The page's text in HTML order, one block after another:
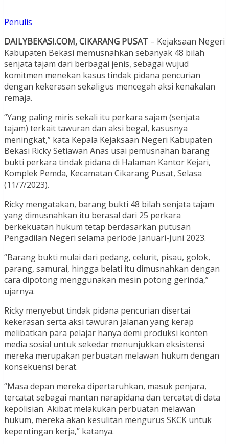
Penulis
DAILYBEKASI.COM, CIKARANG PUSAT – Kejaksaan Negeri
Kabupaten Bekasi memusnahkan sebanyak 48 bilah
senjata tajam dari berbagai jenis, sebagai wujud
komitmen menekan kasus tindak pidana pencurian
dengan kekerasan sekaligus mencegah aksi kenakalan
remaja.
“Yang paling miris sekali itu perkara sajam (senjata
tajam) terkait tawuran dan aksi begal, kasusnya
meningkat,” kata Kepala Kejaksaan Negeri Kabupaten
Bekasi Ricky Setiawan Anas usai pemusnahan barang
bukti perkara tindak pidana di Halaman Kantor Kejari,
Komplek Pemda, Kecamatan Cikarang Pusat, Selasa
(11/7/2023).
Ricky mengatakan, barang bukti 48 bilah senjata tajam
yang dimusnahkan itu berasal dari 25 perkara
berkekuatan hukum tetap berdasarkan putusan
Pengadilan Negeri selama periode Januari-Juni 2023.
“Barang bukti mulai dari pedang, celurit, pisau, golok,
parang, samurai, hingga belati itu dimusnahkan dengan
cara dipotong menggunakan mesin potong gerinda,”
ujarnya.
Ricky menyebut tindak pidana pencurian disertai
kekerasan serta aksi tawuran jalanan yang kerap
melibatkan para pelajar hanya demi produksi konten
media sosial untuk sekedar menunjukkan eksistensi
mereka merupakan perbuatan melawan hukum dengan
konsekuensi berat.
“Masa depan mereka dipertaruhkan, masuk penjara,
tercatat sebagai mantan narapidana dan tercatat di data
kepolisian. Akibat melakukan perbuatan melawan
hukum, mereka akan kesulitan mengurus SKCK untuk
kepentingan kerja,” katanya.